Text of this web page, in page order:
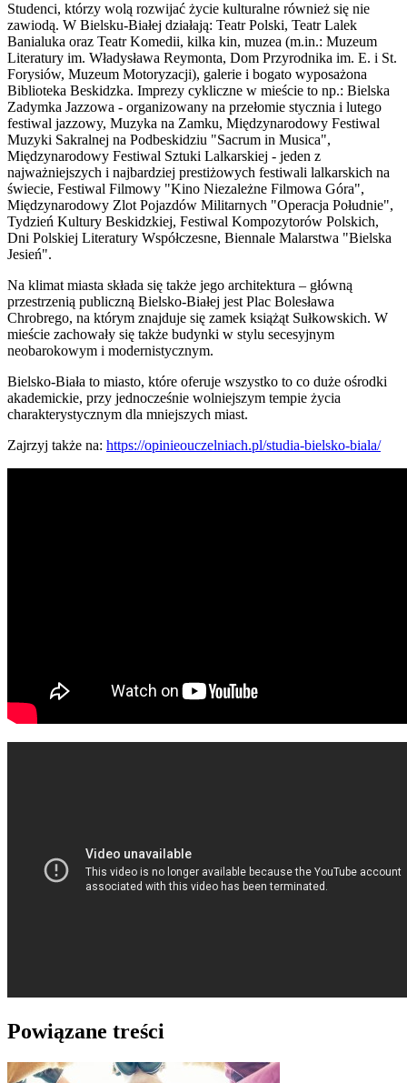
Studenci, którzy wolą rozwijać życie kulturalne również się nie
zawiodą. W Bielsku-Białej działają: Teatr Polski, Teatr Lalek
Banialuka oraz Teatr Komedii, kilka kin, muzea (m.in.: Muzeum
Literatury im. Władysława Reymonta, Dom Przyrodnika im. E. i St.
Forysiów, Muzeum Motoryzacji), galerie i bogato wyposażona
Biblioteka Beskidzka. Imprezy cykliczne w mieście to np.: Bielska
Zadymka Jazzowa - organizowany na przełomie stycznia i lutego
festiwal jazzowy, Muzyka na Zamku, Międzynarodowy Festiwal
Muzyki Sakralnej na Podbeskidziu "Sacrum in Musica",
Międzynarodowy Festiwal Sztuki Lalkarskiej - jeden z
najważniejszych i najbardziej prestiżowych festiwali lalkarskich na
świecie, Festiwal Filmowy "Kino Niezależne Filmowa Góra",
Międzynarodowy Zlot Pojazdów Militarnych "Operacja Południe",
Tydzień Kultury Beskidzkiej, Festiwal Kompozytorów Polskich,
Dni Polskiej Literatury Współczesne, Biennale Malarstwa "Bielska
Jesień".
Na klimat miasta składa się także jego architektura – główną
przestrzenią publiczną Bielsko-Białej jest Plac Bolesława
Chrobrego, na którym znajduje się zamek książąt Sułkowskich. W
mieście zachowały się także budynki w stylu secesyjnym
neobarokowym i modernistycznym.
Bielsko-Biała to miasto, które oferuje wszystko to co duże ośrodki
akademickie, przy jednocześnie wolniejszym tempie życia
charakterystycznym dla mniejszych miast.
Zajrzyj także na: https://opinieouczelniach.pl/studia-bielsko-biala/
Powiązane treści